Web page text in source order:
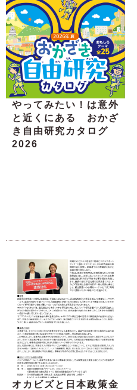
やってみたい！は意外
と近くにある おかざ
き自由研究カタログ
2026
オカビズと日本政策金